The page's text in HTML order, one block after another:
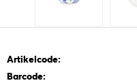
Artikelcode:
Barcode: